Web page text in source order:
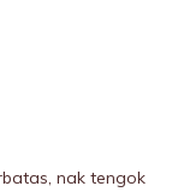
nak tengok